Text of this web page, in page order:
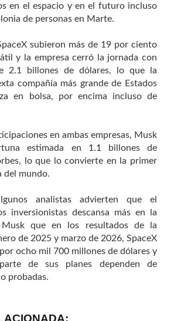
en el espacio y en el futuro incluso
de personas en Marte.
subieron más de 19 por ciento
y la empresa cerró la jornada con
2.1 billones de dólares, lo que la
compañía más grande de Estados
en bolsa, por encima incluso de
en ambas empresas, Musk
estimada en 1.1 billones de
lo que lo convierte en la primer
del mundo.
analistas advierten que el
inversionistas descansa más en la
Musk que en los resultados de la
de 2025 y marzo de 2026, SpaceX
ocho mil 700 millones de dólares y
de sus planes dependen de
probadas.